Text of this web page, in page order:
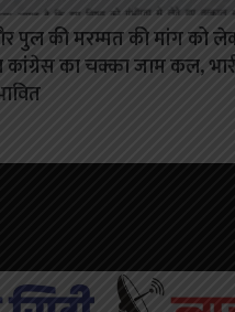
पुल की मरम्मत की मांग को
का चक्का जाम कल,